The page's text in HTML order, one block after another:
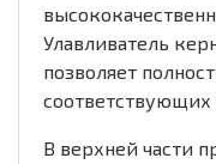
Улавливатель
позволяет
соответствующих
В верхней части